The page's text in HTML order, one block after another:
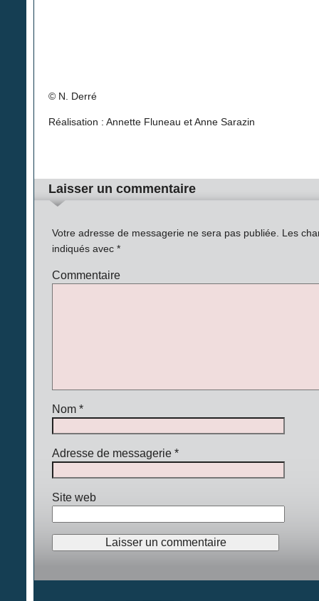
© N. Derré
Réalisation : Annette Fluneau et Anne Sarazin
Laisser un commentaire
Votre adresse de messagerie ne sera pas publiée.
Les
indiqués avec *
Commentaire
Nom *
Adresse de messagerie *
Site web